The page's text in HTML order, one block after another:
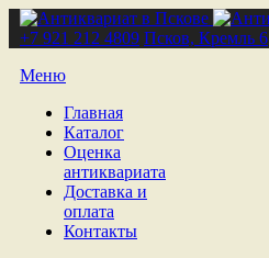
+7 921 212 4809 Псков, Кремль 6
Меню
Главная
Каталог
Оценка
антиквариата
Доставка и
оплата
Контакты